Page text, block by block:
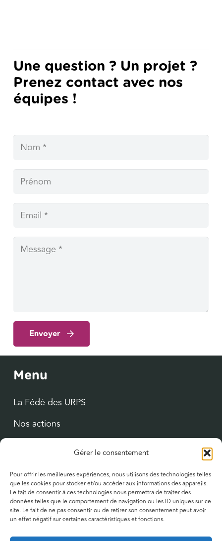
Gérer le consentement
Pour offrir les meilleures expériences, nous utilisons des technologies telles
que les cookies pour stocker et/ou accéder aux informations des appareils.
Le fait de consentir à ces technologies nous permettra de traiter des
données telles que le comportement de navigation ou les ID uniques sur ce
site. Le fait de ne pas consentir ou de retirer son consentement peut avoir
un effet négatif sur certaines caractéristiques et fonctions.
Une question ? Un projet ?
Prenez contact avec nos
équipes !
Envoyer
Menu
La Fédé des URPS
Nos actions
Ressources utiles